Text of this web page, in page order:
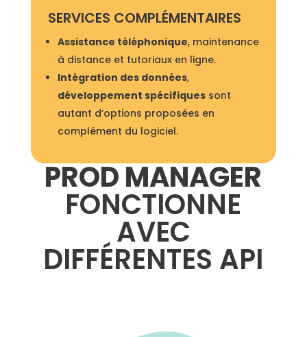
SERVICES COMPLÉMENTAIRES
Assistance téléphonique, maintenance
à distance et tutoriaux en ligne.
Intégration des données,
développement spécifiquessont
autant d’options proposées en
complément du logiciel.
PROD MANAGER
FONCTIONNE
AVEC
DIFFÉRENTES API